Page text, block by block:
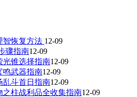
智恢复方法 12-09
骤指南12-09
光锥选择指南12-09
鸣武器指南12-09
乱斗首日指南12-09
之柱战利品全收集指南12-09